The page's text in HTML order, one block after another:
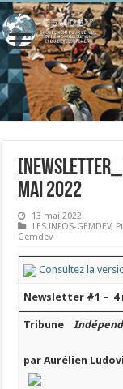
mai 2022
13 mai 2022
LES INFOS-GEMDEV,
Gemdev
Consultez la
Newsletter #1 – 4
Tribune
par Aurélien